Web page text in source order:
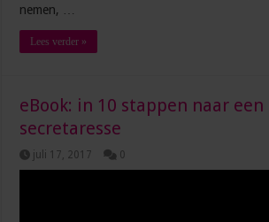
nemen, …
Lees verder »
eBook: in 10 stappen naar
secretaresse
juli 17, 2017 0